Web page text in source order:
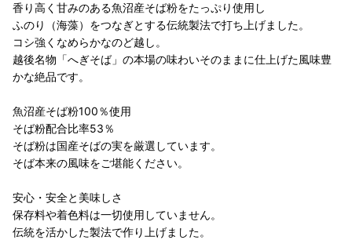
香り高く甘みのある魚沼産そば粉をたっぷり使用し
ふのり（海藻）をつなぎとする伝統製法で打ち上げました。
コシ強くなめらかなのど越し。
越後名物「へぎそば」の本場の味わいそのままに仕上げた風味豊
かな絶品です。
魚沼産そば粉100％使用
そば粉配合比率53％
そば粉は国産そばの実を厳選しています。
そば本来の風味をご堪能ください。
安心・安全と美味しさ
保存料や着色料は一切使用していません。
伝統を活かした製法で作り上げました。